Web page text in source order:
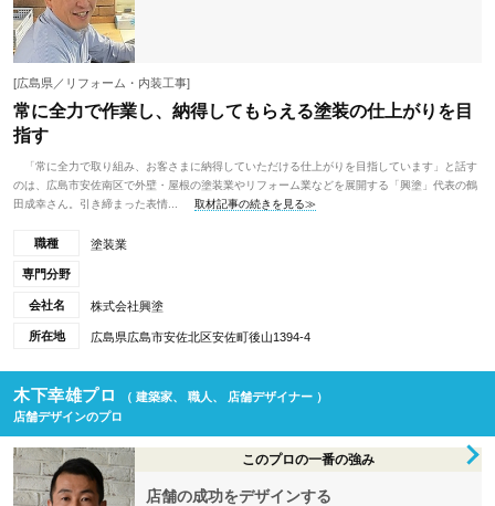
[広島県／リフォーム・内装工事]
常に全力で作業し、納得してもらえる塗装の仕上がりを目
指す
「常に全力で取り組み、お客さまに納得していただける仕上がりを目指しています」と話す
のは、広島市安佐南区で外壁・屋根の塗装業やリフォーム業などを展開する「興塗」代表の鶴
田成幸さん。引き締まった表情...
取材記事の続きを見る≫
職種 塗装業
専門分野
会社名 株式会社興塗
所在地 広島県広島市安佐北区安佐町後山1394-4
木下幸雄プロ
（ 建築家、 職人、 店舗デザイナー ）
店舗デザインのプロ
このプロの一番の強み
店舗の成功をデザインする